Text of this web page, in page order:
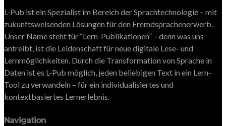
L-Pub ist ein Spezialist im Bereich der Sprachtechnologie – mit
zukunftsweisenden Lösungen für den Fremdsprachenerwerb.
Unser Name steht für “Lern-Publikationen” – denn was uns
antreibt, ist die Leidenschaft für neue digitale Lese- und
Lernmöglichkeiten. Durch die Transformation von Sprache in
Daten ist es L-Pub möglich, jeden beliebigen Text in ein Lern-
Tool zu verwandeln – für ein individualisiertes und
kontextbasiertes Lernerlebnis.
Navigation